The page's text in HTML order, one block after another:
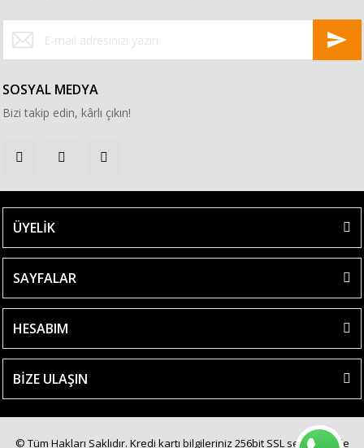
SOSYAL MEDYA
Bizi takip edin, kârlı çıkın!
ÜYELİK
SAYFALAR
HESABIM
BİZE ULAŞIN
© Tüm Hakları Saklıdır. Kredi kartı bilgileriniz 256bit SSL sertifikası ile